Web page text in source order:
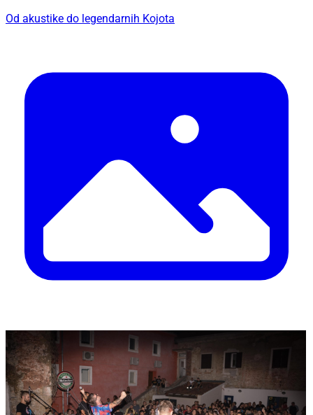
Od akustike do legendarnih Kojota